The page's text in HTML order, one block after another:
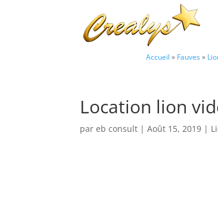
Accueil » Fauves»
Location lion
pareb consult |Août 15, 2019 |